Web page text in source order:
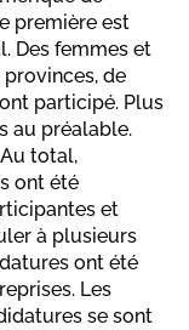
première est
Des femmes et
de
participé. Plus
au préalable.
total,
ont été
et
à plusieurs
ont été
Les
se sont